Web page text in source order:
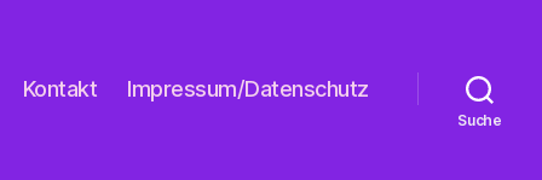
Kontakt Impressum/Datenschutz
Suche